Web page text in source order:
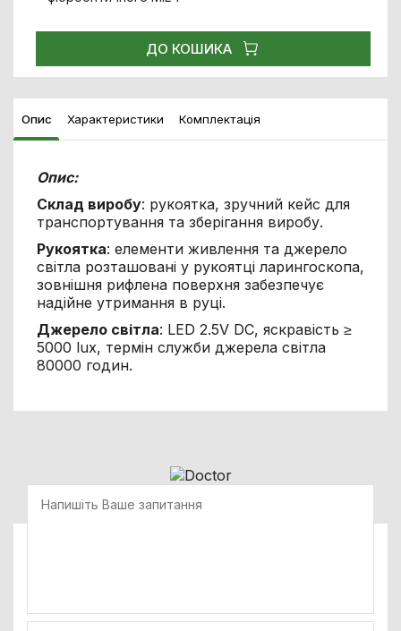
ДО КОШИКА
Опис Характеристики Комплектація
Опис:
Склад виробу: рукоятка, зручний кейс для
транспортування та зберігання виробу.
Рукоятка: елементи живлення та джерело
світла розташовані у рукоятці ларингоскопа,
зовнішня рифлена поверхня забезпечує
надійне утримання в руці.
Джерело світла: LED 2.5V DC, яскравість ≥
5000 lux, термін служби джерела світла
80000 годин.